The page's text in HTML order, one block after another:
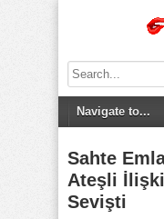
Search
for:
Sahte
Ateşli
Sevişti